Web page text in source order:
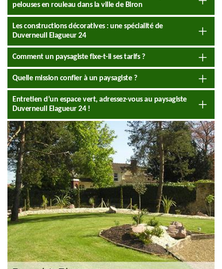
pelouses en rouleau dans la ville de Biron
Les constructions décoratives : une spécialité de
Duverneuil Elagueur 24
Comment un paysagiste fixe-t-il ses tarifs ?
Quelle mission confier à un paysagiste ?
Entretien d’un espace vert, adressez-vous au paysagiste
Duverneuil Elagueur 24 !